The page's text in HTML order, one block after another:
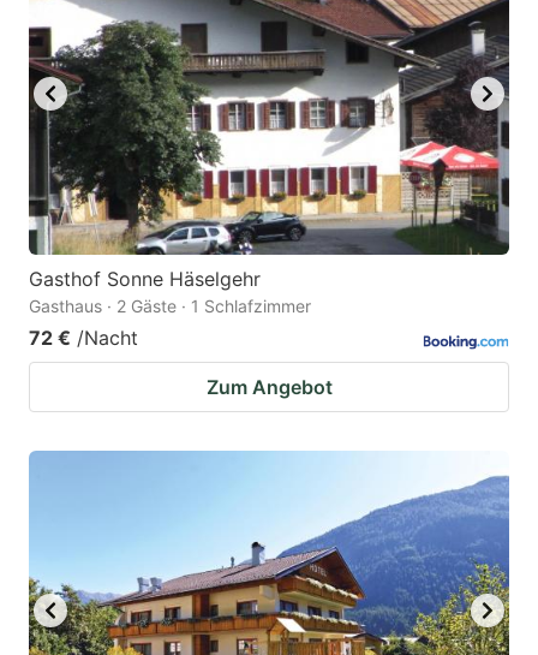
Gasthof Sonne Häselgehr
Gasthaus · 2 Gäste · 1 Schlafzimmer
72 € /Nacht
Zum Angebot